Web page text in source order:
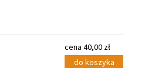
cena 40,00 zł
do koszyka